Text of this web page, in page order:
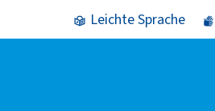
Leichte Sprache